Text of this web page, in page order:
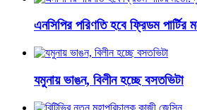
এনসিপির পরিণতি হবে ফ্রিডম পার্টির
যমুনায় ভাঙন, বিলীন হচ্ছে বসতভিটা